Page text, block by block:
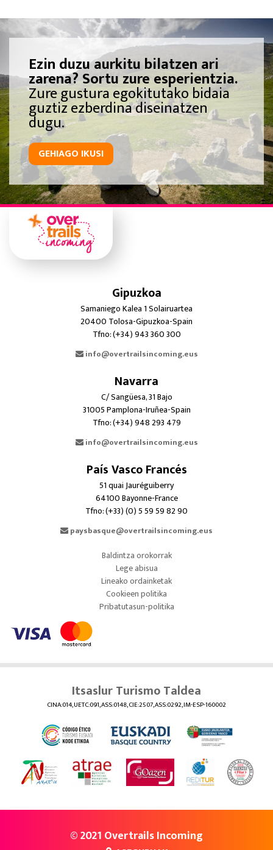
Ezin duzu aurkitu bilatzen ari
zarena? Sortu zure esperientzia.
Zure gustura egokitutako bidaia
guztiz ezberdina diseinatzen
dugu.
GEHIAGO IKUSI
Gipuzkoa
Samaniego Kalea 1 Solairuartea
20400 Tolosa-Gipuzkoa-Spain
Tfno: (+34) 943 360 300
info@overtrailsincoming.eus
Navarra
C/ Sangüesa, 31 Bajo
31005 Pamplona-Iruñea-Spain
Tfno: (+34) 948 293 479
info@overtrailsincoming.eus
País Vasco Francés
51 quai Jauréguiberry
64100 Bayonne-France
Tfno: (+33) (0) 5 59 59 82 90
paysbasque@overtrailsincoming.eus
Baldintza orokorrak
Lege abisua
Lineako ordainketak
Cookieen politika
Pribatutasun-politika
Itsaslur Turismo Taldea
CINA:014, UETC:091, ASS:0148, CIE:2507, ASS:0292, IM-ESP-160002
© 2021 Overtrails Incoming